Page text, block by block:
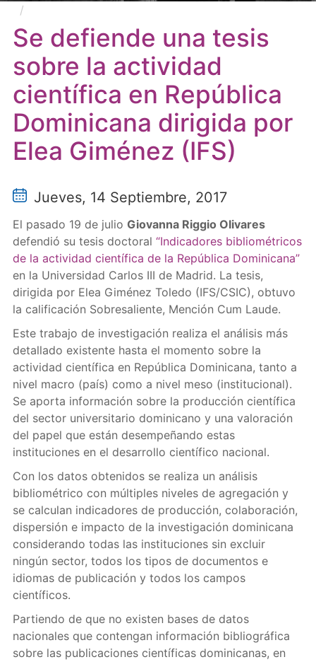
en República Dominicana dirigida por Elea Giménez
(IFS)
Se defiende una tesis
sobre la actividad
científica en República
Dominicana dirigida por
Elea Giménez (IFS)
Jueves, 14 Septiembre, 2017
El pasado 19 de julio Giovanna Riggio Olivares
defendió su tesis doctoral “Indicadores bibliométricos
de la actividad científica de la República Dominicana”
en la Universidad Carlos III de Madrid. La tesis,
dirigida por Elea Giménez Toledo (IFS/CSIC), obtuvo
la calificación Sobresaliente, Mención Cum Laude.
Este trabajo de investigación realiza el análisis más
detallado existente hasta el momento sobre la
actividad científica en República Dominicana, tanto a
nivel macro (país) como a nivel meso (institucional).
Se aporta información sobre la producción científica
del sector universitario dominicano y una valoración
del papel que están desempeñando estas
instituciones en el desarrollo científico nacional.
Con los datos obtenidos se realiza un análisis
bibliométrico con múltiples niveles de agregación y
se calculan indicadores de producción, colaboración,
dispersión e impacto de la investigación dominicana
considerando todas las instituciones sin excluir
ningún sector, todos los tipos de documentos e
idiomas de publicación y todos los campos
científicos.
Partiendo de que no existen bases de datos
nacionales que contengan información bibliográfica
sobre las publicaciones científicas dominicanas, en